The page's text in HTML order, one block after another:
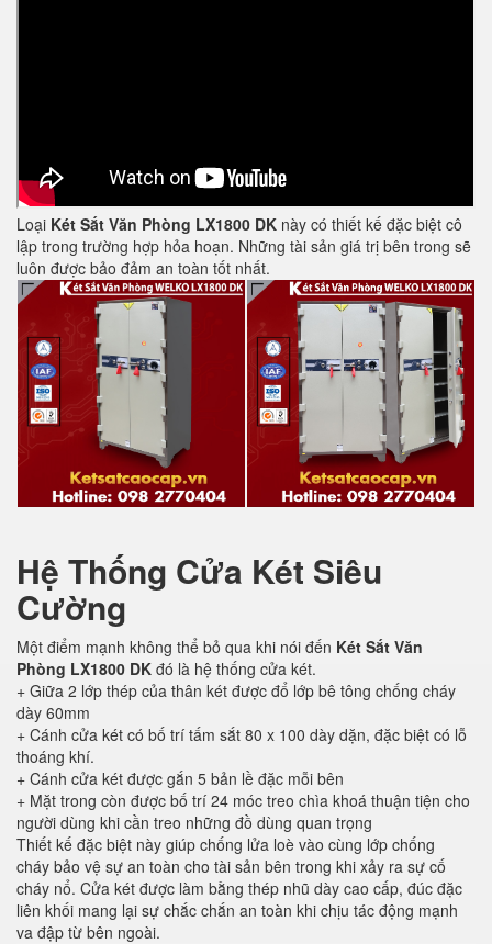
Loại Két Sắt Văn Phòng LX1800 DK này có thiết kế đặc biệt cô
lập trong trường hợp hỏa hoạn. Những tài sản giá trị bên trong sẽ
luôn được bảo đảm an toàn tốt nhất.
Hệ Thống Cửa Két Siêu
Cường
Một điểm mạnh không thể bỏ qua khi nói đến Két Sắt Văn
Phòng LX1800 DK đó là hệ thống cửa két.
+ Giữa 2 lớp thép của thân két được đổ lớp bê tông chống cháy
dày 60mm
+ Cánh cửa két có bố trí tấm sắt 80 x 100 dày dặn, đặc biệt có lỗ
thoáng khí.
+ Cánh cửa két được gắn 5 bản lề đặc mỗi bên
+ Mặt trong còn được bố trí 24 móc treo chìa khoá thuận tiện cho
người dùng khi cần treo những đồ dùng quan trọng
Thiết kế đặc biệt này giúp chống lửa loè vào cùng lớp chống
cháy bảo vệ sự an toàn cho tài sản bên trong khi xảy ra sự cố
cháy nổ. Cửa két được làm bằng thép nhũ dày cao cấp, đúc đặc
liên khối mang lại sự chắc chắn an toàn khi chịu tác động mạnh
va đập từ bên ngoài.